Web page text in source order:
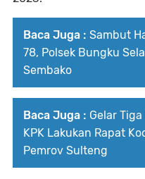
Baca Juga : Sambut
78, Polsek Bungku
Sembako
Baca Juga : Gelar
KPK Lakukan Rapat
Pemrov Sulteng